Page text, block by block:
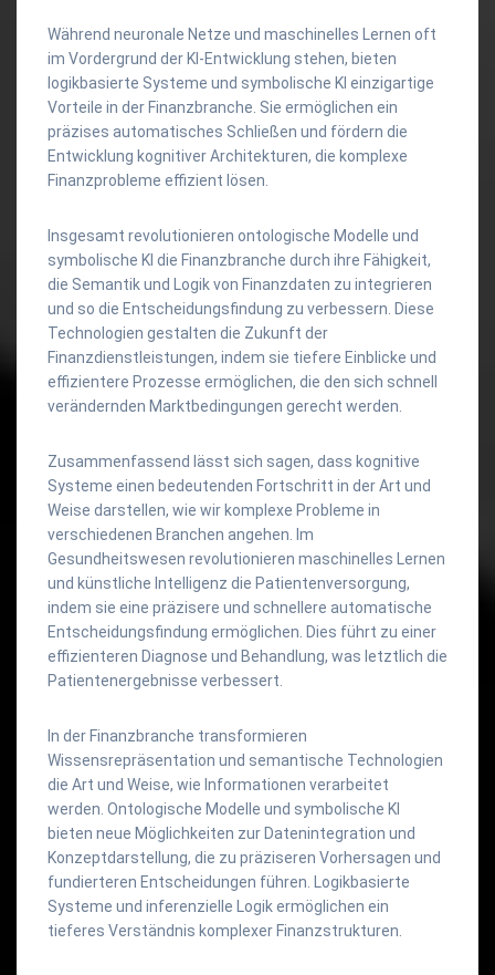
Während neuronale Netze und maschinelles Lernen oft
im Vordergrund der KI-Entwicklung stehen, bieten
logikbasierte Systeme und symbolische KI einzigartige
Vorteile in der Finanzbranche. Sie ermöglichen ein
präzises automatisches Schließen und fördern die
Entwicklung kognitiver Architekturen, die komplexe
Finanzprobleme effizient lösen.
Insgesamt revolutionieren ontologische Modelle und
symbolische KI die Finanzbranche durch ihre Fähigkeit,
die Semantik und Logik von Finanzdaten zu integrieren
und so die Entscheidungsfindung zu verbessern. Diese
Technologien gestalten die Zukunft der
Finanzdienstleistungen, indem sie tiefere Einblicke und
effizientere Prozesse ermöglichen, die den sich schnell
verändernden Marktbedingungen gerecht werden.
Zusammenfassend lässt sich sagen, dass kognitive
Systeme einen bedeutenden Fortschritt in der Art und
Weise darstellen, wie wir komplexe Probleme in
verschiedenen Branchen angehen. Im
Gesundheitswesen revolutionieren maschinelles Lernen
und künstliche Intelligenz die Patientenversorgung,
indem sie eine präzisere und schnellere automatische
Entscheidungsfindung ermöglichen. Dies führt zu einer
effizienteren Diagnose und Behandlung, was letztlich die
Patientenergebnisse verbessert.
In der Finanzbranche transformieren
Wissensrepräsentation und semantische Technologien
die Art und Weise, wie Informationen verarbeitet
werden. Ontologische Modelle und symbolische KI
bieten neue Möglichkeiten zur Datenintegration und
Konzeptdarstellung, die zu präziseren Vorhersagen und
fundierteren Entscheidungen führen. Logikbasierte
Systeme und inferenzielle Logik ermöglichen ein
tieferes Verständnis komplexer Finanzstrukturen.